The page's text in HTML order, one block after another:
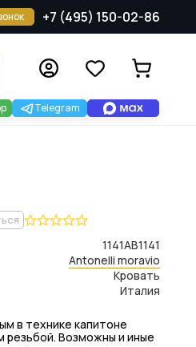
+7 (495) 150-02-86
Telegram
Antonelli moravio
1141AB1141
Кровать
Италия
в технике капитоне
резьбой. Возможны и иные